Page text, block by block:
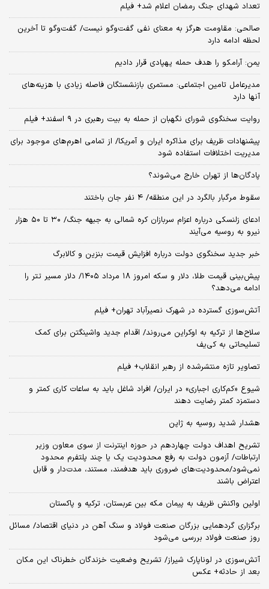
تعداد شهدای جنگ رمضان اعلام شد+ فیلم
صالحی: مقاومت هرگز به معنای نفی گفت‌وگو نیست/ گفت‌وگو تا آخرین
لحظه ادامه دارد
یمن: آرامکو را هدف حمله پهپادی قرار دادیم
مدیرعامل تامین اجتماعی: مستمری بازنشستگان فاصله زیادی با هزینه‌های
آنها دارد
روایت سخنگوی شورای نگهبان از حمله به بیت رهبری در ۹ اسفند+ فیلم
پیشنهادات ظریف برای مذاکره ایران و آمریکا/ از تمامی اهرم‌های موجود برای
مدیریت اختلافات استفاده شود
پادگان‌ها از تهران خارج می‌شوند؟
سقوط مرگبار بالگرد در این منطقه/ ۴ نفر جان باختند
ادعای زلنسکی درباره اعزام سربازان کره شمالی به جبهه جنگ/ ۳۰ تا ۵۰ هزار
نیرو به روسیه می‌آیند
خبر جدید سخنگوی دولت درباره افزایش قیمت بنزین و کالابرگ
پیش‌بینی قیمت طلا، دلار و سکه امروز ۱۸ مرداد ۱۴۰۵/ دلار مسیر تتر را
ادامه می‌دهد؟
آتش‌سوزی گسترده در شهرک نصیرآباد تهران+ فیلم
سلاح‌ها از ترکیه به اوکراین می‌روند/ اقدام جدید واشینگتن برای کمک
تسلیحاتی به کی‌یف
تصاویر تازه منتشرشده از رهبر انقلاب+ فیلم
شیوع «کم‌کاری اجباری» در ایران/ افراد شاغل باید به ساعات کاری کمتر و
دستمزد کمتر رضایت دهند
هشدار شدید روسیه به ژاپن
تشریح اهداف دولت چهاردهم در حوزه اینترنت از سوی معاون وزیر
ارتباطات/ آزمون دولت به رفع محدودیت یک یا چند پلتفرم محدود
نمی‌‎شود/محدودیت‌های ضروری باید هدفمند، مستند، مدت‌دار و قابل
اعتراض باشند
اولین واکنش ظریف به پیمان مکه بین عربستان، ترکیه و پاکستان
برگزاری گردهمایی بزرگان صنعت فولاد و سنگ آهن در دنیای اقتصاد/ مسائل
روز صنعت فولاد بررسی می‌شود
آتش‌سوزی در لوناپارک شیراز/ تشریح وضعیت خزندگان خطرناک این مکان
بعد از حادثه+ عکس